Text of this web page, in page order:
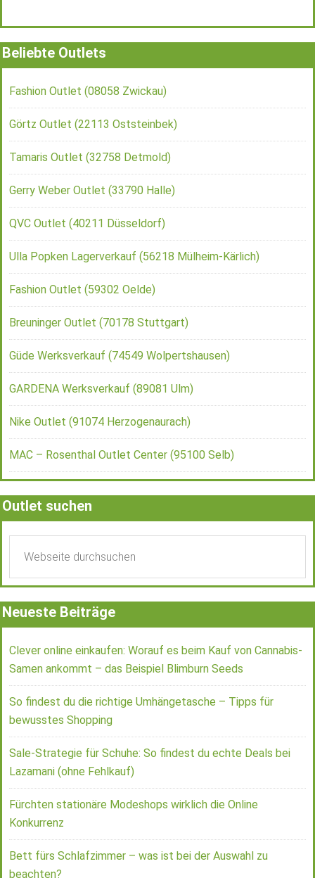
Beliebte Outlets
Fashion Outlet (08058 Zwickau)
Görtz Outlet (22113 Oststeinbek)
Tamaris Outlet (32758 Detmold)
Gerry Weber Outlet (33790 Halle)
QVC Outlet (40211 Düsseldorf)
Ulla Popken Lagerverkauf (56218 Mülheim-Kärlich)
Fashion Outlet (59302 Oelde)
Breuninger Outlet (70178 Stuttgart)
Güde Werksverkauf (74549 Wolpertshausen)
GARDENA Werksverkauf (89081 Ulm)
Nike Outlet (91074 Herzogenaurach)
MAC – Rosenthal Outlet Center (95100 Selb)
Outlet suchen
Neueste Beiträge
Clever online einkaufen: Worauf es beim Kauf von Cannabis-
Samen ankommt – das Beispiel Blimburn Seeds
So findest du die richtige Umhängetasche – Tipps für
bewusstes Shopping
Sale-Strategie für Schuhe: So findest du echte Deals bei
Lazamani (ohne Fehlkauf)
Fürchten stationäre Modeshops wirklich die Online
Konkurrenz
Bett fürs Schlafzimmer – was ist bei der Auswahl zu
beachten?